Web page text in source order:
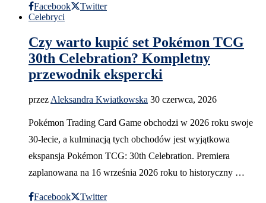
Facebook
Twitter
Celebryci
Czy warto kupić set Pokémon TCG
30th Celebration? Kompletny
przewodnik ekspercki
przez Aleksandra Kwiatkowska 30 czerwca, 2026
Pokémon Trading Card Game obchodzi w 2026 roku swoje
30-lecie, a kulminacją tych obchodów jest wyjątkowa
ekspansja Pokémon TCG: 30th Celebration. Premiera
zaplanowana na 16 września 2026 roku to historyczny …
Facebook
Twitter